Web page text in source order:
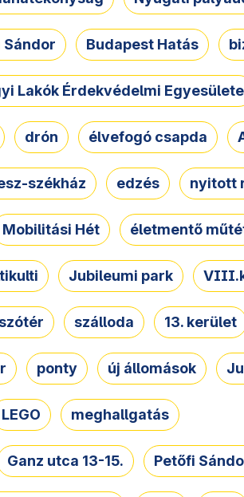
Sándor Budapest Hatás
Lakók Érdekvédelmi Egyesülete
drón élvefogó csapda
székház edzés nyitott
Mobilitási Hét életmentő
Jubileumi park
szálloda 13. kerület
ponty új állomások
LEGO meghallgatás
Ganz utca 13-15. Petőfi